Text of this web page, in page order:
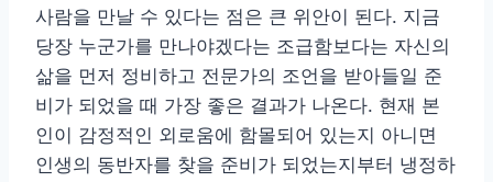
사람을 만날 수 있다는 점은 큰 위안이 된다. 지금
당장 누군가를 만나야겠다는 조급함보다는 자신의
삶을 먼저 정비하고 전문가의 조언을 받아들일 준
비가 되었을 때 가장 좋은 결과가 나온다. 현재 본
인이 감정적인 외로움에 함몰되어 있는지 아니면
인생의 동반자를 찾을 준비가 되었는지부터 냉정하